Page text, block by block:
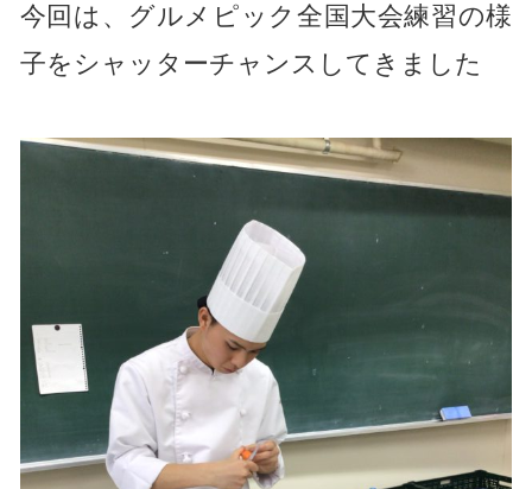
今回は、グルメピック全国大会練習の様
子をシャッターチャンスしてきました